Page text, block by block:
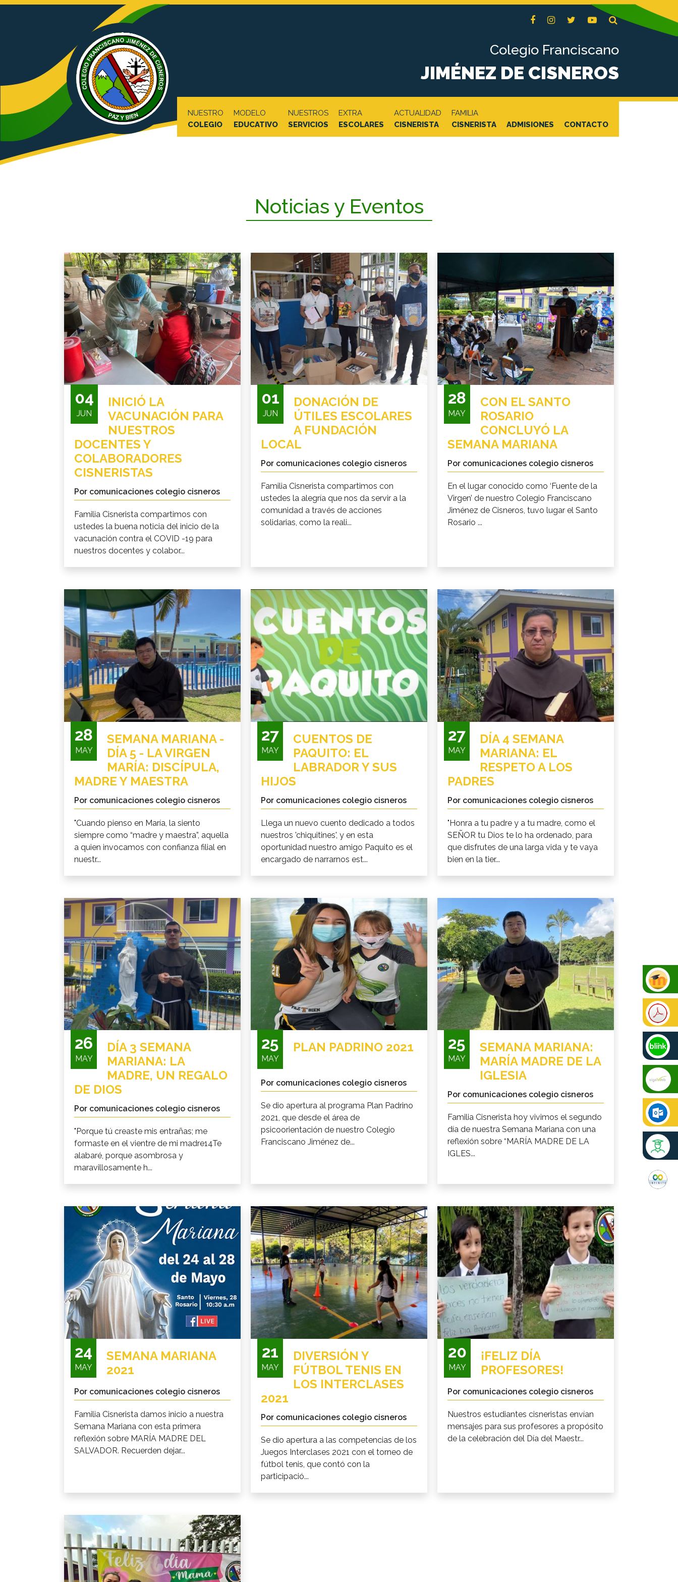
Colegio Franciscano
JIMÉNEZ DE CISNEROS
NUESTRO
COLEGIO
MODELO
EDUCATIVO
NUESTROS
SERVICIOS
EXTRA
ESCOLARES
ACTUALIDAD
CISNERISTA
FAMILIA
CISNERISTA
ADMISIONES CONTACTO
Noticias y Eventos
04
JUN
INICIÓ LA
VACUNACIÓN PARA
NUESTROS
DOCENTES Y
COLABORADORES
CISNERISTAS
Por comunicaciones colegio cisneros
Familia Cisnerista compartimos con
ustedes la buena noticia del inicio de la
vacunación contra el COVID -19 para
nuestros docentes y colabor...
01
JUN
DONACIÓN DE
ÚTILES ESCOLARES
A FUNDACIÓN
LOCAL
Por comunicaciones colegio cisneros
Familia Cisnerista compartimos con
ustedes la alegría que nos da servir a la
comunidad a través de acciones
solidarias, como la reali...
28
MAY
CON EL SANTO
ROSARIO
CONCLUYÓ LA
SEMANA MARIANA
Por comunicaciones colegio cisneros
En el lugar conocido como ‘Fuente de la
Virgen’ de nuestro Colegio Franciscano
Jiménez de Cisneros, tuvo lugar el Santo
Rosario ...
28
MAY
SEMANA MARIANA -
DÍA 5 - LA VIRGEN
MARÍA: DISCÍPULA,
MADRE Y MAESTRA
Por comunicaciones colegio cisneros
"Cuando pienso en María, la siento
siempre como “madre y maestra”, aquella
a quien invocamos con confianza filial en
nuestr...
27
MAY
CUENTOS DE
PAQUITO: EL
LABRADOR Y SUS
HIJOS
Por comunicaciones colegio cisneros
Llega un nuevo cuento dedicado a todos
nuestros 'chiquitines', y en esta
oportunidad nuestro amigo Paquito es el
encargado de narrarnos est...
27
MAY
DÍA 4 SEMANA
MARIANA: EL
RESPETO A LOS
PADRES
Por comunicaciones colegio cisneros
"Honra a tu padre y a tu madre, como el
SEÑOR tu Dios te lo ha ordenado, para
que disfrutes de una larga vida y te vaya
bien en la tier...
26
MAY
DÍA 3 SEMANA
MARIANA: LA
MADRE, UN REGALO
DE DIOS
Por comunicaciones colegio cisneros
"Porque tú creaste mis entrañas; me
formaste en el vientre de mi madre14Te
alabaré, porque asombrosa y
maravillosamente h...
25
MAY
PLAN PADRINO 2021
Por comunicaciones colegio cisneros
Se dio apertura al programa Plan Padrino
2021, que desde el área de
psicoorientación de nuestro Colegio
Franciscano Jiménez de...
25
MAY
SEMANA MARIANA:
MARÍA MADRE DE LA
IGLESIA
Por comunicaciones colegio cisneros
Familia Cisnerista hoy vivimos el segundo
día de nuestra Semana Mariana con una
reflexión sobre “MARÍA MADRE DE LA
IGLES...
24
MAY
SEMANA MARIANA
2021
Por comunicaciones colegio cisneros
Familia Cisnerista damos inicio a nuestra
Semana Mariana con esta primera
reflexión sobre MARÍA MADRE DEL
SALVADOR. Recuerden dejar...
21
MAY
DIVERSIÓN Y
FÚTBOL TENIS EN
LOS INTERCLASES
2021
Por comunicaciones colegio cisneros
Se dio apertura a las competencias de los
Juegos Interclases 2021 con el torneo de
fútbol tenis, que contó con la
participació...
20
MAY
¡FELIZ DÍA
PROFESORES!
Por comunicaciones colegio cisneros
Nuestros estudiantes cisneristas envían
mensajes para sus profesores a propósito
de la celebración del Día del Maestr...